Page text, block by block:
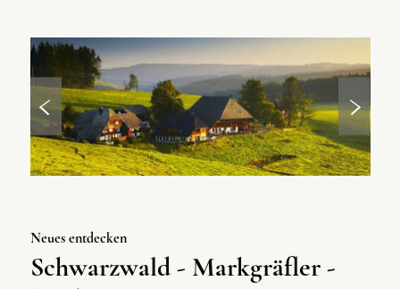
Neues entdecken
Schwarzwald - Markgräfler -